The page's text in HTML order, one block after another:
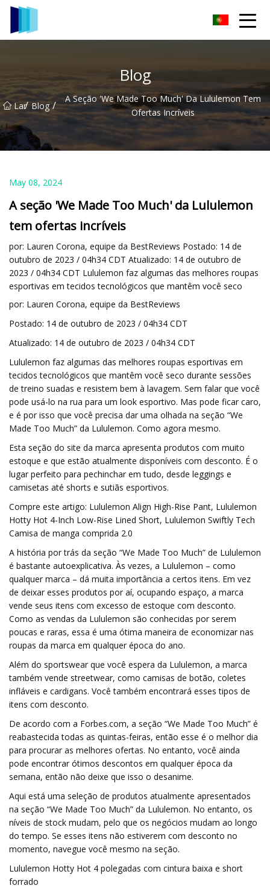
Blog
Lar/ Blog /
A Seção 'We Made Too Much' Da Lululemon Tem
Ofertas Incríveis
May 08, 2024
A seção 'We Made Too Much' da Lululemon
tem ofertas incríveis
por: Lauren Corona, equipe da BestReviews Postado: 14 de
outubro de 2023 / 04h34 CDT Atualizado: 14 de outubro de
2023 / 04h34 CDT Lululemon faz algumas das melhores roupas
esportivas em tecidos tecnológicos que mantêm você seco
por: Lauren Corona, equipe da BestReviews
Postado: 14 de outubro de 2023 / 04h34 CDT
Atualizado: 14 de outubro de 2023 / 04h34 CDT
Lululemon faz algumas das melhores roupas esportivas em
tecidos tecnológicos que mantêm você seco durante sessões
de treino suadas e resistem bem à lavagem. Sem falar que você
pode usá-lo na rua para um look esportivo. Mas pode ficar caro,
e é por isso que você precisa dar uma olhada na seção “We
Made Too Much” da Lululemon. Como agora mesmo.
Esta seção do site da marca apresenta produtos com muito
estoque e que estão atualmente disponíveis com desconto. É o
lugar perfeito para pechinchar em tudo, desde leggings e
camisetas até shorts e sutiãs esportivos.
Compre este artigo: Lululemon Align High-Rise Pant, Lululemon
Hotty Hot 4-Inch Low-Rise Lined Short, Lululemon Swiftly Tech
Camisa de manga comprida 2.0
A história por trás da seção “We Made Too Much” de Lululemon
é bastante autoexplicativa. Às vezes, a Lululemon – como
qualquer marca – dá muita importância a certos itens. Em vez
de deixar esses produtos por aí, ocupando espaço, a marca
vende seus itens com excesso de estoque com desconto.
Como as vendas da Lululemon são conhecidas por serem
poucas e raras, essa é uma ótima maneira de economizar nas
roupas da marca em qualquer época do ano.
Além do sportswear que você espera da Lululemon, a marca
também vende streetwear, como camisas de botão, coletes
infláveis ​​​​e cardigans. Você também encontrará esses tipos de
itens com desconto.
De acordo com a Forbes.com, a seção “We Made Too Much” é
reabastecida todas as quintas-feiras, então esse é o melhor dia
para procurar as melhores ofertas. No entanto, você ainda
pode encontrar ótimos descontos em qualquer época da
semana, então não deixe que isso o desanime.
Aqui está uma seleção de produtos atualmente apresentados
na seção “We Made Too Much” da Lululemon. No entanto, os
níveis de stock mudam, pelo que os negócios mudam ao longo
do tempo. Se esses itens não estiverem com desconto no
momento, navegue você mesmo na seção.
Lululemon Hotty Hot 4 polegadas com cintura baixa e short
forrado